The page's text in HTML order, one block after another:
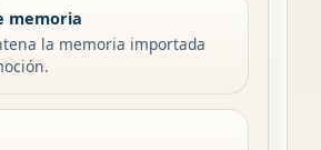
memoria
la memoria importada